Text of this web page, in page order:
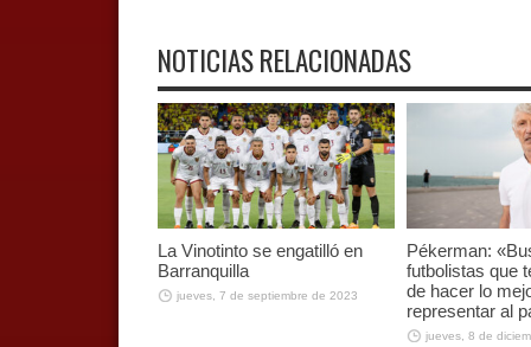
NOTICIAS RELACIONADAS
La Vinotinto se engatilló en
Barranquilla
jueves, 7 de septiembre de 2023
Pékerman:
futbolistas que
de hacer lo
representar al
jueves, 8 de